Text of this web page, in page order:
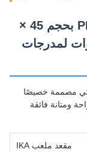
مقعد مدرج بلاستيكي من نوع دلو PP بحجم 45 ×
ضمان لمدة 5 سنوات لمدرجات
مصممة خصيصًا
ومتانة فائقة
مقعد ملعب IKA